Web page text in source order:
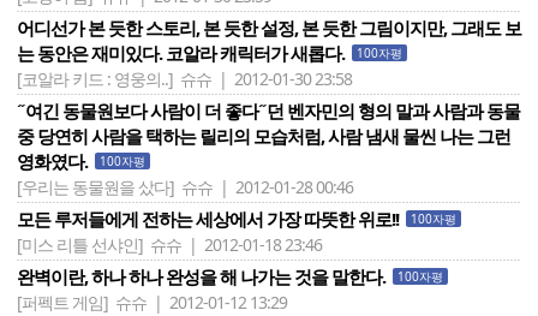
어디선가 본 듯한 스토리, 본 듯한 설정, 본 듯한 그림이지만, 그래도 보
는 동안은 재미있다. 코알라 캐릭터가 새롭다.
100자평
[코알라 키드 : 영웅의..] 슈슈 | 2012-01-30 23:58
˝여긴 동물원보다 사람이 더 좋다˝던 벤자민의 형의 말과 사람과 동물
중 당연히 사람을 택하는 릴리의 모습처럼, 사람 냄새 물씬 나는 그런
영화였다.
100자평
[우리는 동물원을 샀다] 슈슈 | 2012-01-28 00:46
모든 루저들에게 전하는 세상에서 가장 따뜻한 위로!! 100자평
[미스 리틀 선샤인] 슈슈 | 2012-01-18 23:46
완벽이란, 하나 하나 완성을 해 나가는 것을 말한다. 100자평
[퍼펙트 게임] 슈슈 | 2012-01-12 13:29